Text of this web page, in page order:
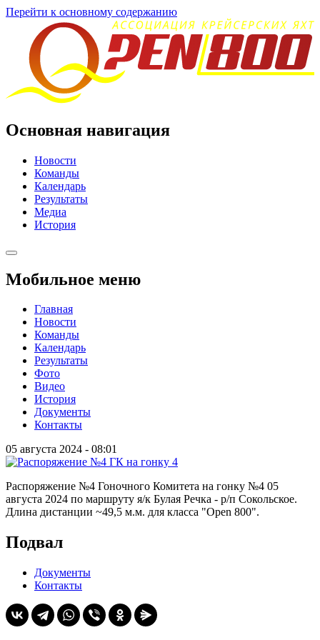
Перейти к основному содержанию
Основная навигация
Новости
Команды
Календарь
Результаты
Медиа
История
Мобильное меню
Главная
Новости
Команды
Календарь
Результаты
Фото
Видео
История
Документы
Контакты
05 августа 2024 - 08:01
Распоряжение №4 Гоночного Комитета на гонку №4 05
августа 2024 по маршруту я/к Булая Речка - р/п Сокольское.
Длина дистанции ~49,5 м.м. для класса "Open 800".
Подвал
Документы
Контакты